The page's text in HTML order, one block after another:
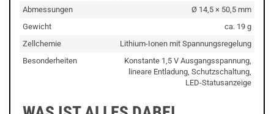
Abmessungen
Ø 14,5 × 50,5 mm
Gewicht
ca. 19 g
Zellchemie
Lithium-Ionen mit Spannungsregelung
Besonderheiten
Konstante 1,5 V Ausgangsspannung,
lineare Entladung, Schutzschaltung,
LED-Statusanzeige